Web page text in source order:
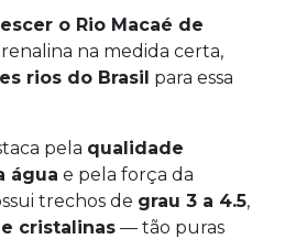
o Rio Macaé de
na medida certa,
rios do Brasil para essa
pela qualidade
água e pela força da
trechos de grau 3 a 4.5,
cristalinas — tão puras